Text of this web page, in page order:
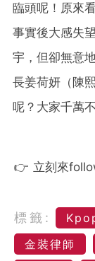
臨頭呢！原來
事實後大感失
宇，但卻無意
長姜荷妍（陳
呢？大家千萬
👉 立刻來
標籤:
金裝律師